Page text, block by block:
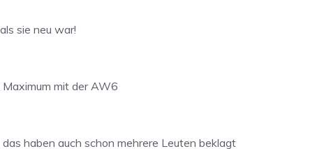
sie neu war!
mit der AW6
haben auch schon mehrere Leuten beklagt